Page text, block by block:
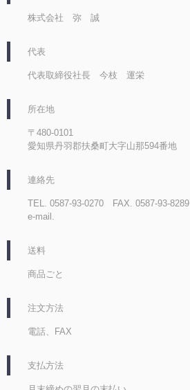
株式会社 弥 誠
代表
代表取締役社長 今枝 運栄
所在地
〒480-0101
愛知県丹羽郡扶桑町大字山那594番地
連絡先
TEL. 0587-93-0270 FAX. 0587-93-8289
e-mail.
送料
商品ごと
注文方法
電話、FAX
支払方法